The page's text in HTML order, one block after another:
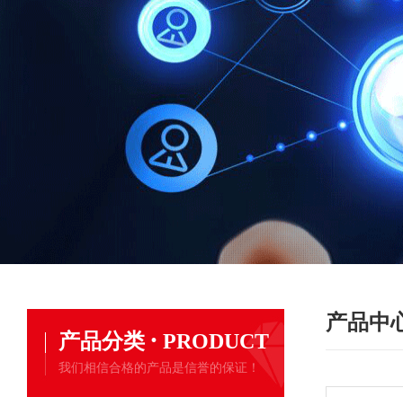
产品分类 · PRODUCT
我们相信合格的产品是信誉的保证！
产品中